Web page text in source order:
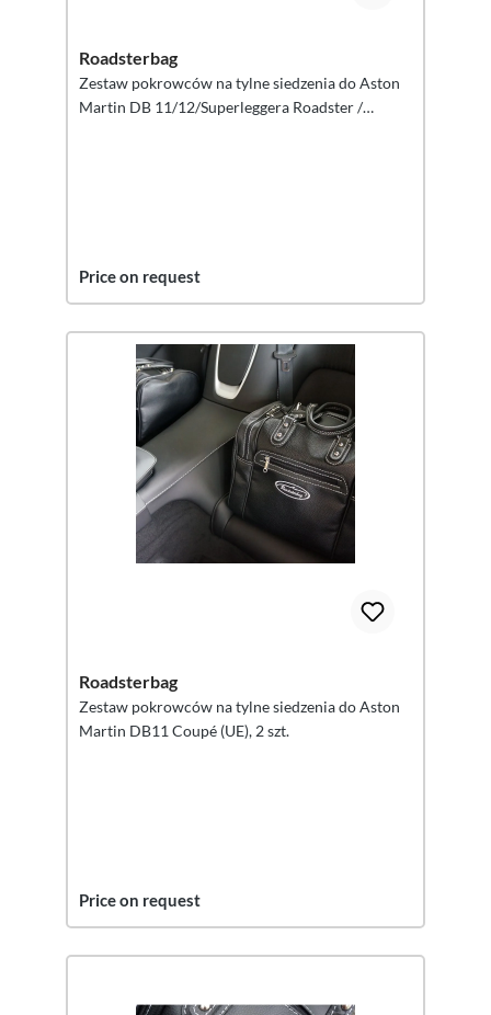
Roadsterbag
Zestaw pokrowców na tylne siedzenia do Aston
Martin DB 11/12/Superleggera Roadster /
Price on request
Roadsterbag
Zestaw pokrowców na tylne siedzenia do Aston
Martin DB11 Coupé (UE), 2 szt.
Price on request